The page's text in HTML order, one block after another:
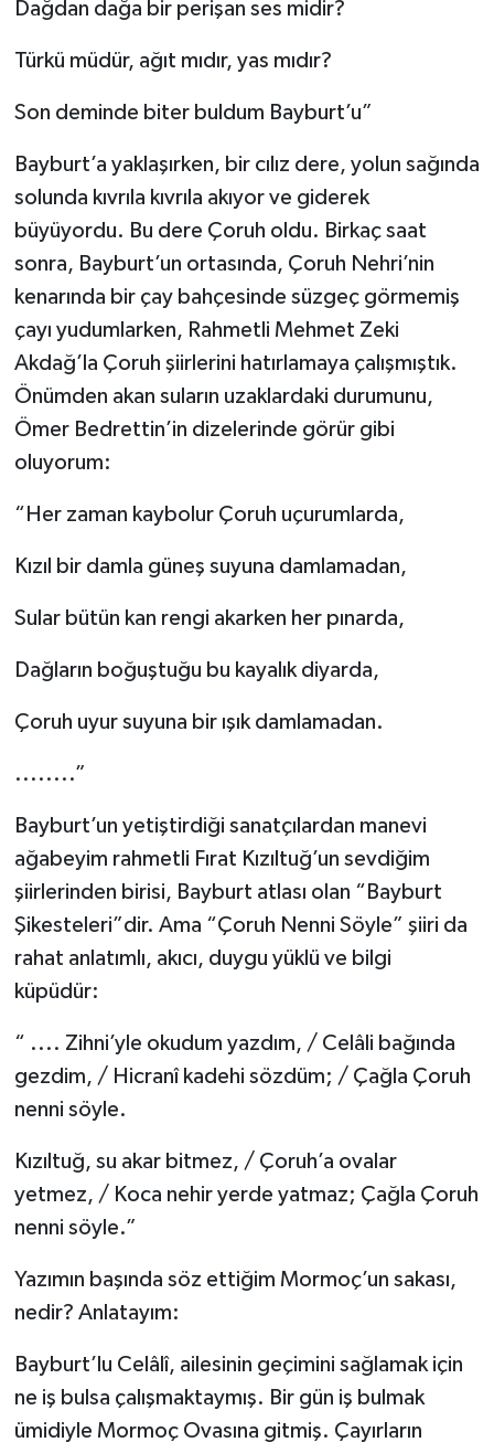
Dağdan dağa bir perişan ses midir?
Türkü müdür, ağıt mıdır, yas mıdır?
Son deminde biter buldum Bayburt’u”
Bayburt’a yaklaşırken, bir cılız dere, yolun sağında
solunda kıvrıla kıvrıla akıyor ve giderek
büyüyordu. Bu dere Çoruh oldu. Birkaç saat
sonra, Bayburt’un ortasında, Çoruh Nehri’nin
kenarında bir çay bahçesinde süzgeç görmemiş
çayı yudumlarken, Rahmetli Mehmet Zeki
Akdağ’la Çoruh şiirlerini hatırlamaya çalışmıştık.
Önümden akan suların uzaklardaki durumunu,
Ömer Bedrettin’in dizelerinde görür gibi
oluyorum:
“Her zaman kaybolur Çoruh uçurumlarda,
Kızıl bir damla güneş suyuna damlamadan,
Sular bütün kan rengi akarken her pınarda,
Dağların boğuştuğu bu kayalık diyarda,
Çoruh uyur suyuna bir ışık damlamadan.
........”
Bayburt’un yetiştirdiği sanatçılardan manevi
ağabeyim rahmetli Fırat Kızıltuğ’un sevdiğim
şiirlerinden birisi, Bayburt atlası olan “Bayburt
Şikesteleri”dir. Ama “Çoruh Nenni Söyle” şiiri da
rahat anlatımlı, akıcı, duygu yüklü ve bilgi
küpüdür:
“ .... Zihni’yle okudum yazdım, / Celâli bağında
gezdim, / Hicranî kadehi sözdüm; / Çağla Çoruh
nenni söyle.
Kızıltuğ, su akar bitmez, / Çoruh’a ovalar
yetmez, / Koca nehir yerde yatmaz; Çağla Çoruh
nenni söyle.”
Yazımın başında söz ettiğim Mormoç’un sakası,
nedir? Anlatayım:
Bayburt’lu Celâlî, ailesinin geçimini sağlamak için
ne iş bulsa çalışmaktaymış. Bir gün iş bulmak
ümidiyle Mormoç Ovasına gitmiş. Çayırların